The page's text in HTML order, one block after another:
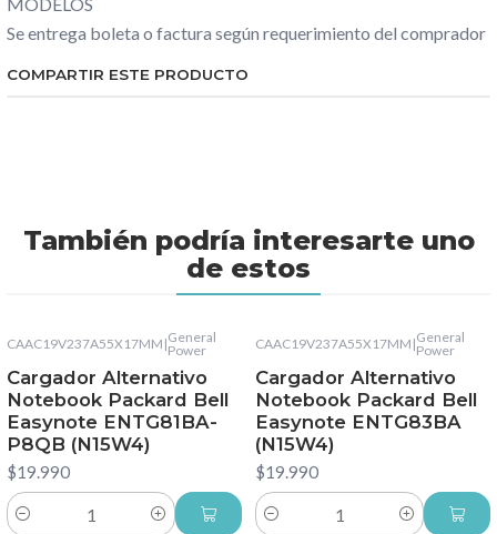
MODELOS
Se entrega boleta o factura según requerimiento del comprador
COMPARTIR ESTE PRODUCTO
También podría interesarte uno
de estos
CAAC19V237A55X17MM |General
Power
Cargador Alternativo
Notebook Packard Bell
Easynote ENTG81BA-
P8QB (N15W4)
$19.990
Cantidad
CAAC19V237A55X17MM |General
Power
Cargador Alternativo
Notebook Packard Bell
Easynote ENTG83BA
(N15W4)
$19.990
Cantidad